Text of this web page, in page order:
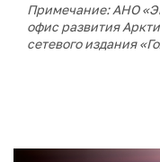
Примечание: АНО
офис развития
сетевого издания